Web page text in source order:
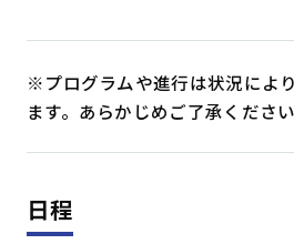
※プログラムや進行は状況によ
ます。あらかじめご了承ください
日程